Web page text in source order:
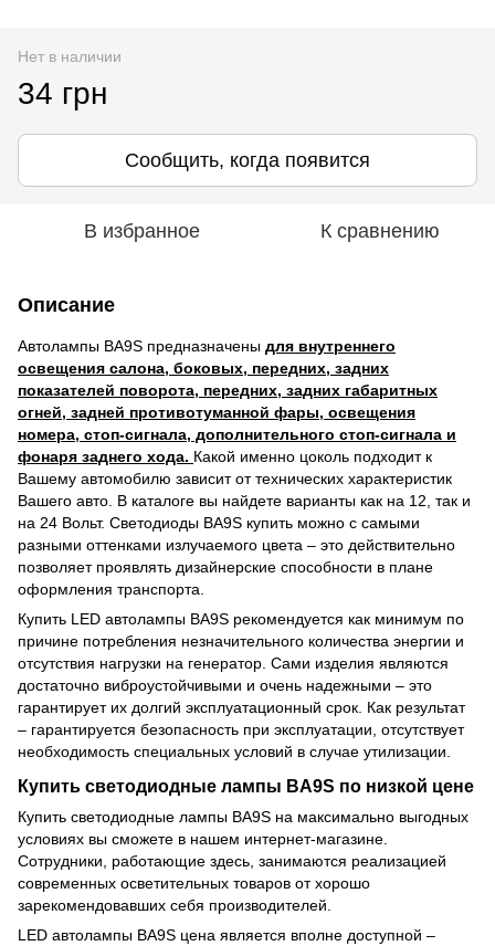
Нет в наличии
34 грн
Сообщить, когда появится
В избранное К сравнению
Описание
Автолампы BA9S предназначены для внутреннего
освещения салона, боковых, передних, задних
показателей поворота, передних, задних габаритных
огней, задней противотуманной фары, освещения
номера, стоп-сигнала, дополнительного стоп-сигнала и
фонаря заднего хода. Какой именно цоколь подходит к
Вашему автомобилю зависит от технических характеристик
Вашего авто. В каталоге вы найдете варианты как на 12, так и
на 24 Вольт. Светодиоды BA9S купить можно с самыми
разными оттенками излучаемого цвета – это действительно
позволяет проявлять дизайнерские способности в плане
оформления транспорта.
Купить LED автолампы BA9S рекомендуется как минимум по
причине потребления незначительного количества энергии и
отсутствия нагрузки на генератор. Сами изделия являются
достаточно виброустойчивыми и очень надежными – это
гарантирует их долгий эксплуатационный срок. Как результат
– гарантируется безопасность при эксплуатации, отсутствует
необходимость специальных условий в случае утилизации.
Купить светодиодные лампы BA9S по низкой цене
Купить светодиодные лампы BA9S на максимально выгодных
условиях вы сможете в нашем интернет-магазине.
Сотрудники, работающие здесь, занимаются реализацией
современных осветительных товаров от хорошо
зарекомендовавших себя производителей.
LED автолампы BA9S цена является вполне доступной –